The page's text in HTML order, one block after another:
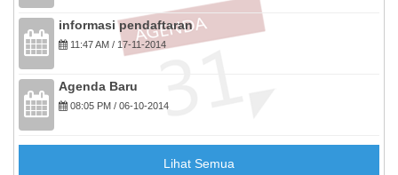
informasi pendaftaran
11:47 AM / 17-11-2014
Agenda Baru
08:05 PM / 06-10-2014
Lihat Semua